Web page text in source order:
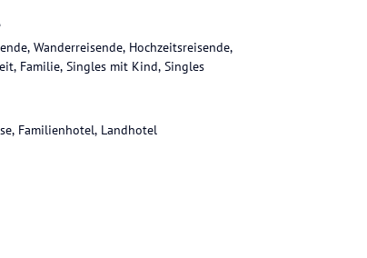
Wanderreisende, Hochzeitsreisende,
Familie, Singles mit Kind, Singles
Familienhotel, Landhotel